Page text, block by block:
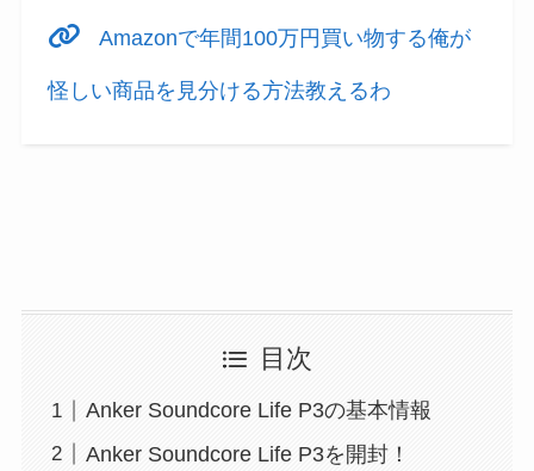
Amazonで年間100万円買い物する俺が
怪しい商品を見分ける方法教えるわ
目次
Anker Soundcore Life P3の基本情報
Anker Soundcore Life P3を開封！